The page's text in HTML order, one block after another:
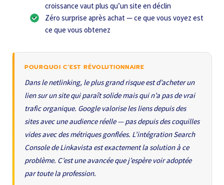
croissance vaut plus qu’un site en déclin
Zéro surprise après achat — ce que vous voyez est
ce que vous obtenez
POURQUOI C’EST RÉVOLUTIONNAIRE
Dans le netlinking, le plus grand risque est d’acheter un
lien sur un site qui paraît solide mais qui n’a pas de vrai
trafic organique. Google valorise les liens depuis des
sites avec une audience réelle — pas depuis des coquilles
vides avec des métriques gonflées. L’intégration Search
Console de Linkavista est exactement la solution à ce
problème. C’est une avancée que j’espère voir adoptée
par toute la profession.